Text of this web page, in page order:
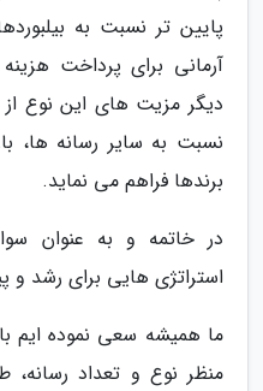
پایین تر نسبت به
آرمانی برای پرداخت
دیگر مزیت های این نوع
نسبت به سایر رسانه ها،
برندها فراهم می نماید.
در خاتمه و به عنوان
استراتژی هایی برای رشد و
ما همیشه سعی نموده ایم
منظر نوع و تعداد رسانه،